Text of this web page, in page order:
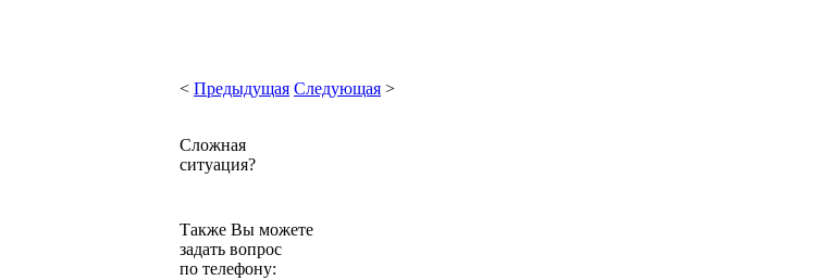
< Предыдущая Следующая >
Сложная
ситуация?
Также Вы можете
задать вопрос
по телефону: